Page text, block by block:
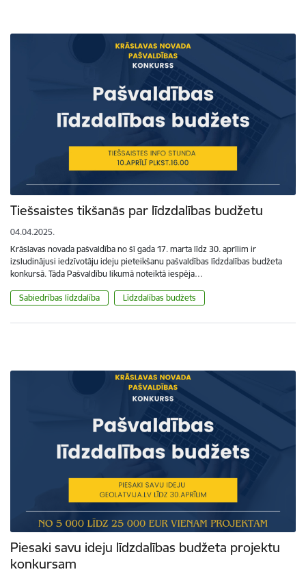
Tiešsaistes tikšanās par līdzdalības budžetu
04.04.2025.
Krāslavas novada pašvaldība no šī gada 17. marta līdz 30. aprīlim ir
izsludinājusi iedzīvotāju ideju pieteikšanu pašvaldības līdzdalības budžeta
konkursā. Tāda Pašvaldību likumā noteiktā iespēja…
Sabiedrības līdzdalība Līdzdalības budžets
Piesaki savu ideju līdzdalības budžeta projektu
konkursam